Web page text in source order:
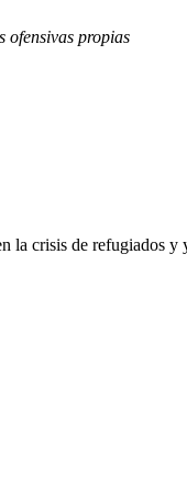
ofensivas propias
la crisis de refugiados y